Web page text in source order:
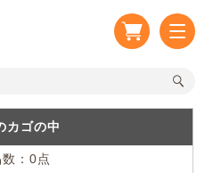
カゴの中
：0点